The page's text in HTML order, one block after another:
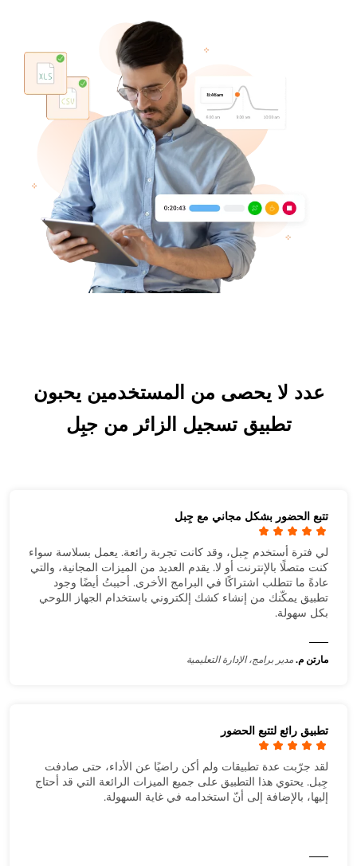
عدد لا يحصى من المستخدمين يحبون
تطبيق تسجيل الزائر من جبِل
تتبع الحضور بشكل مجاني مع جِبل
لي فترة أستخدم جِبل، وقد كانت تجربة رائعة. يعمل بسلاسة سواء
كنت متصلًا بالإنترنت أو لا. يقدم العديد من الميزات المجانية، والتي
عادةً ما تتطلب اشتراكًا في البرامج الأخرى. أحببتُ أيضًا وجود
تطبيق يمكّنك من إنشاء كشك إلكتروني باستخدام الجهاز اللوحي
بكل سهولة.
مارتن م.مدير برامج، الإدارة التعليمية
تطبيق رائع لتتبع الحضور
لقد جرّبت عدة تطبيقات ولم أكن راضيًا عن الأداء، حتى صادفت
جِبل. يحتوي هذا التطبيق على جميع الميزات الرائعة التي قد أحتاج
إليها، بالإضافة إلى أنّ استخدامه في غاية السهولة.